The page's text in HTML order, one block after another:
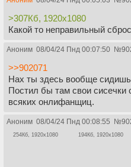
>307Кб, 1920x1080
Какой то неправильный сброс
Аноним 08/04/24 Пнд 00:07:50 №
>>902071
Нах ты здесь вообще
Постил бы там свои
всяких онлифанщиц.
Аноним 08/04/24 Пнд 00:08:55 №
254Кб, 1920x1080 194Кб, 1920x1080